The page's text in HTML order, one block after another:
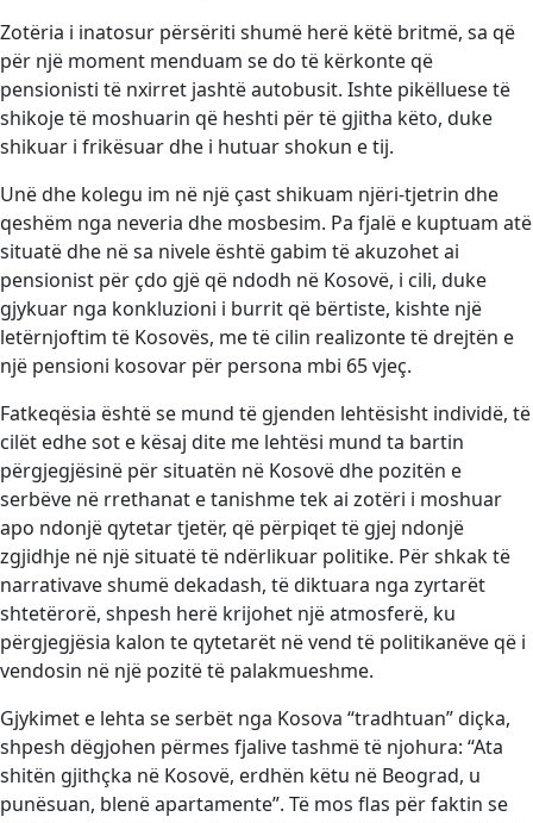
Zotëria i inatosur përsëriti shumë herë këtë britmë, sa që
për një moment menduam se do të kërkonte që
pensionisti të nxirret jashtë autobusit. Ishte pikëlluese të
shikoje të moshuarin që heshti për të gjitha këto, duke
shikuar i frikësuar dhe i hutuar shokun e tij.
Unë dhe kolegu im në një çast shikuam njëri-tjetrin dhe
qeshëm nga neveria dhe mosbesim. Pa fjalë e kuptuam atë
situatë dhe në sa nivele është gabim të akuzohet ai
pensionist për çdo gjë që ndodh në Kosovë, i cili, duke
gjykuar nga konkluzioni i burrit që bërtiste, kishte një
letërnjoftim të Kosovës, me të cilin realizonte të drejtën e
një pensioni kosovar për persona mbi 65 vjeç.
Fatkeqësia është se mund të gjenden lehtësisht individë, të
cilët edhe sot e kësaj dite me lehtësi mund ta bartin
përgjegjësinë për situatën në Kosovë dhe pozitën e
serbëve në rrethanat e tanishme tek ai zotëri i moshuar
apo ndonjë qytetar tjetër, që përpiqet të gjej ndonjë
zgjidhje në një situatë të ndërlikuar politike. Për shkak të
narrativave shumë dekadash, të diktuara nga zyrtarët
shtetërorë, shpesh herë krijohet një atmosferë, ku
përgjegjësia kalon te qytetarët në vend të politikanëve që i
vendosin në një pozitë të palakmueshme.
Gjykimet e lehta se serbët nga Kosova “tradhtuan” diçka,
shpesh dëgjohen përmes fjalive tashmë të njohura: “Ata
shitën gjithçka në Kosovë, erdhën këtu në Beograd, u
punësuan, blenë apartamente”. Të mos flas për faktin se